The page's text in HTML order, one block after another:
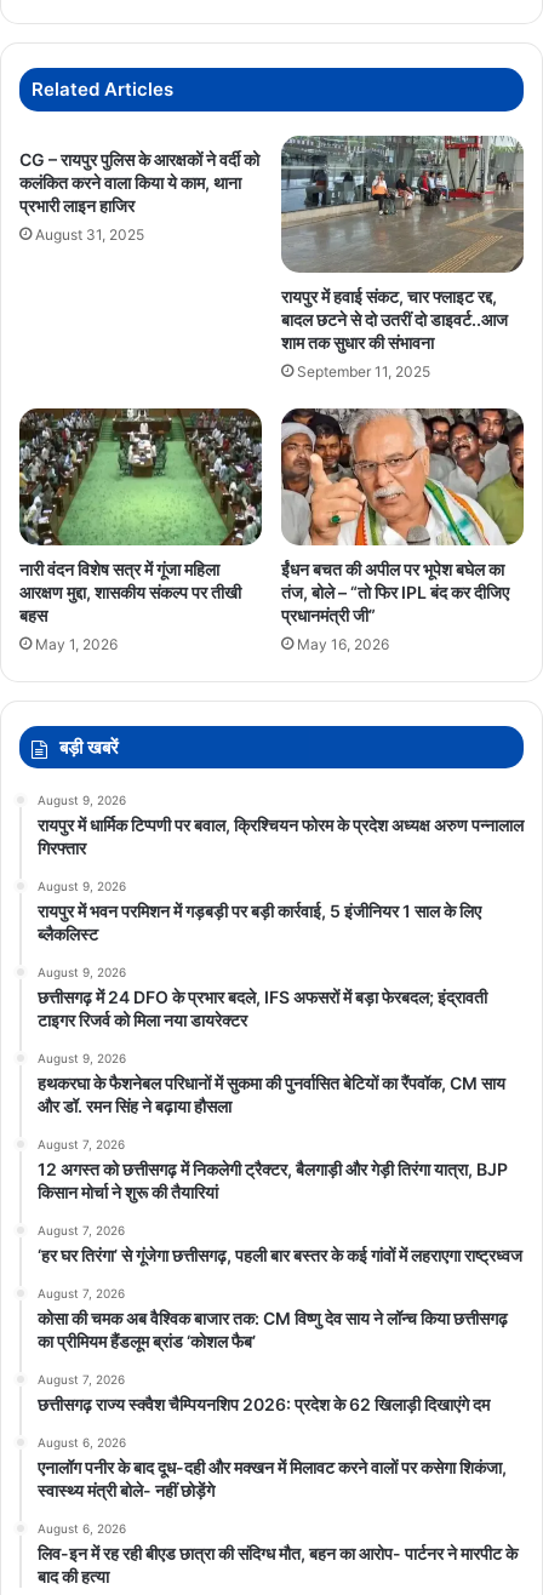
बचत
और
अच्छी
होने
के
दावे
Related Articles
CG – रायपुर पुलिस के आरक्षकों ने वर्दी को
कलंकित करने वाला किया ये काम, थाना
प्रभारी लाइन हाजिर
August 31, 2025
रायपुर में हवाई संकट, चार फ्लाइट रद्द,
बादल छटने से दो उतरीं दो डाइवर्ट..आज
शाम तक सुधार की संभावना
September 11, 2025
नारी वंदन विशेष सत्र में गूंजा महिला
आरक्षण मुद्दा, शासकीय संकल्प पर तीखी
बहस
May 1, 2026
ईंधन बचत की अपील पर भूपेश बघेल का
तंज, बोले – “तो फिर IPL बंद कर दीजिए
प्रधानमंत्री जी”
May 16, 2026
बड़ी खबरें
August 9, 2026
रायपुर में धार्मिक टिप्पणी पर बवाल, क्रिश्चियन फोरम के प्रदेश अध्यक्ष अरुण पन्नालाल
गिरफ्तार
August 9, 2026
रायपुर में भवन परमिशन में गड़बड़ी पर बड़ी कार्रवाई, 5 इंजीनियर 1 साल के लिए
ब्लैकलिस्ट
August 9, 2026
छत्तीसगढ़ में 24 DFO के प्रभार बदले, IFS अफसरों में बड़ा फेरबदल; इंद्रावती
टाइगर रिजर्व को मिला नया डायरेक्टर
August 9, 2026
हथकरघा के फैशनेबल परिधानों में सुकमा की पुनर्वासित बेटियों का रैंपवॉक, CM साय
और डॉ. रमन सिंह ने बढ़ाया हौसला
August 7, 2026
12 अगस्त को छत्तीसगढ़ में निकलेगी ट्रैक्टर, बैलगाड़ी और गेड़ी तिरंगा यात्रा, BJP
किसान मोर्चा ने शुरू की तैयारियां
August 7, 2026
‘हर घर तिरंगा’ से गूंजेगा छत्तीसगढ़, पहली बार बस्तर के कई गांवों में लहराएगा राष्ट्रध्वज
August 7, 2026
कोसा की चमक अब वैश्विक बाजार तक: CM विष्णु देव साय ने लॉन्च किया छत्तीसगढ़
का प्रीमियम हैंडलूम ब्रांड ‘कोशल फैब’
August 7, 2026
छत्तीसगढ़ राज्य स्क्वैश चैम्पियनशिप 2026: प्रदेश के 62 खिलाड़ी दिखाएंगे दम
August 6, 2026
एनालॉग पनीर के बाद दूध-दही और मक्खन में मिलावट करने वालों पर कसेगा शिकंजा,
स्वास्थ्य मंत्री बोले- नहीं छोड़ेंगे
August 6, 2026
लिव-इन में रह रही बीएड छात्रा की संदिग्ध मौत, बहन का आरोप- पार्टनर ने मारपीट के
बाद की हत्या